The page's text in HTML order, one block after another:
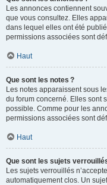
Les annonces contiennent
que vous consultez. Elles
dans lequel elles ont été
permissions associées sont
Haut
Que sont les notes ?
Les notes apparaissent sous
du forum concerné. Elles sont
possible. Comme pour les
permissions associées sont
Haut
Que sont les sujets
Les sujets verrouillés
automatiquement clos. Un